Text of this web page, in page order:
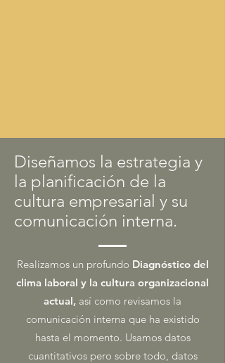
Diseñamos la estrategia y
la planificación de la
cultura empresarial y su
comunicación interna.
Realizamos un profundo Diagnóstico del
clima laboral y la cultura organizacional
actual, así como revisamos la
comunicación interna que ha existido
hasta el momento. Usamos datos
cuantitativos pero sobre todo, datos